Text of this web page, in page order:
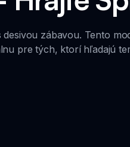
zábavou. Tento
pre tých, ktorí hľadajú